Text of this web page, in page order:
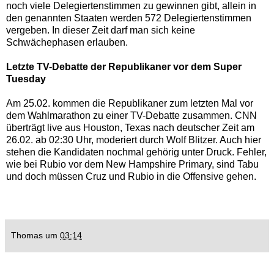
noch viele Delegiertenstimmen zu gewinnen gibt, allein in
den genannten Staaten werden 572 Delegiertenstimmen
vergeben. In dieser Zeit darf man sich keine
Schwächephasen erlauben.
Letzte TV-Debatte der Republikaner vor dem Super
Tuesday
Am 25.02. kommen die Republikaner zum letzten Mal vor
dem Wahlmarathon zu einer TV-Debatte zusammen. CNN
überträgt live aus Houston, Texas nach deutscher Zeit am
26.02. ab 02:30 Uhr, moderiert durch Wolf Blitzer. Auch hier
stehen die Kandidaten nochmal gehörig unter Druck. Fehler,
wie bei Rubio vor dem New Hampshire Primary, sind Tabu
und doch müssen Cruz und Rubio in die Offensive gehen.
Thomas um 03:14